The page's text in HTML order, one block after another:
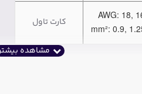
AWG: 18,
mm²: 0.9,
کارت تاول